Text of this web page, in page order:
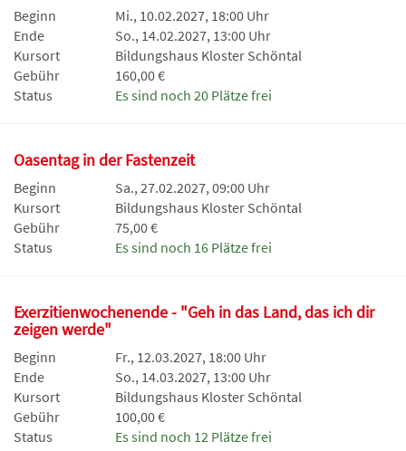
Beginn
Mi., 10.02.2027, 18:00 Uhr
Ende
So., 14.02.2027, 13:00 Uhr
Kursort
Bildungshaus Kloster Schöntal
Gebühr
160,00 €
Status
Es sind noch 20 Plätze frei
Oasentag in der Fastenzeit
Beginn
Sa., 27.02.2027, 09:00 Uhr
Kursort
Bildungshaus Kloster Schöntal
Gebühr
75,00 €
Status
Es sind noch 16 Plätze frei
Exerzitienwochenende - "Geh in das Land, das ich dir
zeigen werde"
Beginn
Fr., 12.03.2027, 18:00 Uhr
Ende
So., 14.03.2027, 13:00 Uhr
Kursort
Bildungshaus Kloster Schöntal
Gebühr
100,00 €
Status
Es sind noch 12 Plätze frei